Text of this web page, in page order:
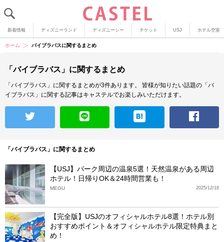
新着情報 ディズニーランド ディズニーシー チケット USJ ホテル空室
ホーム バイブラバスに関するまとめ
「バイブラバス」に関するまとめ
「バイブラバス」に関するまとめが3件あります。
皆様が知りたい話題の「バ
イブラバス」に関する記事はキャステルでお楽しみいただけます。
「バイブラバス」に関するまとめ
【USJ】パーク周辺の温泉5選！天然温泉がある周辺
ホテル！日帰りOK＆24時間営業も！
2025/12/18
MEGU
【完全版】USJのオフィシャルホテル8選！ホテル別
おすすめポイント＆オフィシャルホテル限定特典まと
め！